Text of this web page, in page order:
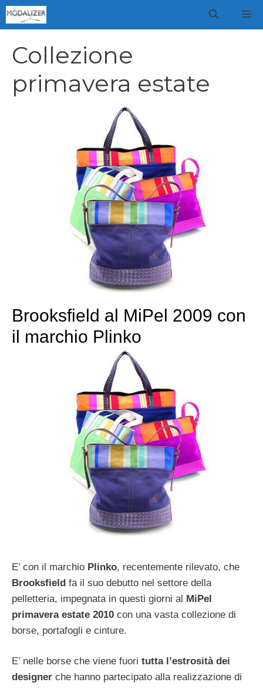
Vai
al
Collezione
primavera estate
Brooksfield al MiPel 2009 con
il marchio Plinko
E’ con il marchio Plinko, recentemente rilevato, che
Brooksfield fa il suo debutto nel settore della
pelletteria, impegnata in questi giorni al MiPel
primavera estate 2010 con una vasta collezione di
borse, portafogli e cinture.
E’ nelle borse che viene fuori tutta l’estrosità dei
designer che hanno partecipato alla realizzazione di